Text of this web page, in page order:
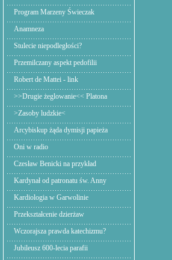
Program Marzeny Świeczak
Anamneza
Stulecie niepodległości?
Przemilczany aspekt pedofilii
Robert de Mattei - link
>>Drugie żeglowanie<< Platona
>Zasoby ludzkie<
Arcybiskup żąda dymisji papieża
Oni w radio
Czesław Benicki na przykład
Kardynał od patronatu św. Anny
Kardiologia w Garwolinie
Przekształcenie dzierżaw
Wczorajsza prawda katechizmu?
Jubileusz 600-lecia parafii